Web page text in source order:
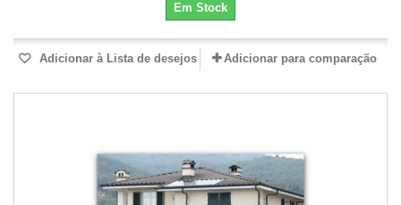
Em Stock
Adicionar à Lista de desejos Adicionar para comparação